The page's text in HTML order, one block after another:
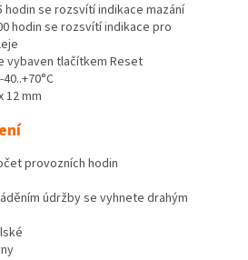
hodin se rozsvítí indikace mazání
hodin se rozsvítí indikace pro
vybaven tlačítkem Reset
12 mm
provozních hodin
údržby se vyhnete drahým